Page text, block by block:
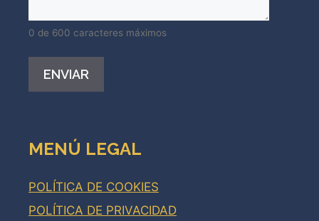
0 de 600 caracteres máximos
MENÚ LEGAL
POLÍTICA DE COOKIES
POLÍTICA DE PRIVACIDAD